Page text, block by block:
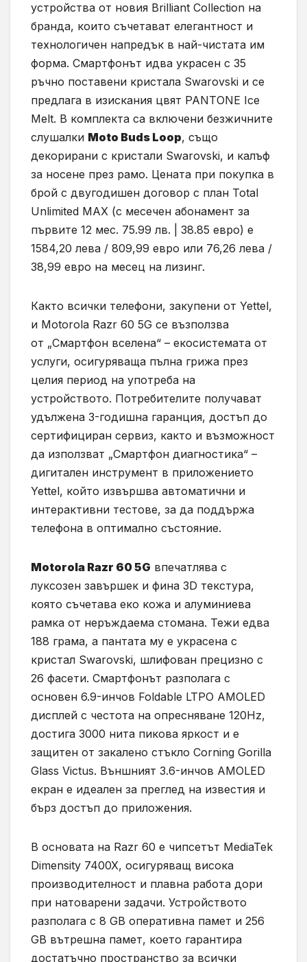
устройства от новия Brilliant Collection на
бранда, които съчетават елегантност и
технологичен напредък в най-чистата им
форма. Смартфонът идва украсен с 35
ръчно поставени кристала Swarovski и се
предлага в изискания цвят PANTONE Ice
Melt. В комплекта са включени безжичните
слушалки Moto Buds Loop, също
декорирани с кристали Swarovski, и калъф
за носене през рамо. Цената при покупка в
брой с двугодишен договор с план Total
Unlimited MAX (с месечен абонамент за
първите 12 мес. 75.99 лв. | 38.85 евро) е
1584,20 лева / 809,99 евро или 76,26 лева /
38,99 евро на месец на лизинг.
Както всички телефони, закупени от Yettel,
и Motorola Razr 60 5G се възползва
от „Смартфон вселена“ – екосистемата от
услуги, осигуряваща пълна грижа през
целия период на употреба на
устройството. Потребителите получават
удължена 3-годишна гаранция, достъп до
сертифициран сервиз, както и възможност
да използват „Смартфон диагностика“ –
дигитален инструмент в приложението
Yettel, който извършва автоматични и
интерактивни тестове, за да поддържа
телефона в оптимално състояние.
Motorola Razr 60 5G впечатлява с
луксозен завършек и фина 3D текстура,
която съчетава еко кожа и алуминиева
рамка от неръждаема стомана. Тежи едва
188 грама, а пантата му е украсена с
кристал Swarovski, шлифован прецизно с
26 фасети. Смартфонът разполага с
основен 6.9-инчов Foldable LTPO AMOLED
дисплей с честота на опресняване 120Hz,
достига 3000 нита пикова яркост и е
защитен от закалено стъкло Corning Gorilla
Glass Victus. Външният 3.6-инчов AMOLED
екран е идеален за преглед на известия и
бърз достъп до приложения.
В основата на Razr 60 е чипсетът MediaTek
Dimensity 7400X, осигуряващ висока
производителност и плавна работа дори
при натоварени задачи. Устройството
разполага с 8 GB оперативна памет и 256
GB вътрешна памет, което гарантира
достатъчно пространство за всички